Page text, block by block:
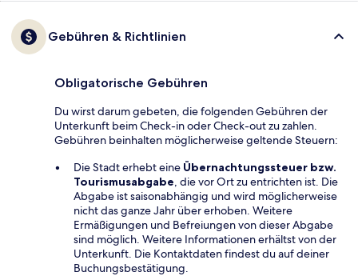
Gebühren & Richtlinien
Obligatorische Gebühren
Du wirst darum gebeten, die folgenden Gebühren der
Unterkunft beim Check-in oder Check-out zu zahlen.
Gebühren beinhalten möglicherweise geltende Steuern:
Die Stadt erhebt eine Übernachtungssteuer bzw.
Tourismusabgabe, die vor Ort zu entrichten ist. Die
Abgabe ist saisonabhängig und wird möglicherweise
nicht das ganze Jahr über erhoben. Weitere
Ermäßigungen und Befreiungen von dieser Abgabe
sind möglich. Weitere Informationen erhältst von der
Unterkunft. Die Kontaktdaten findest du auf deiner
Buchungsbestätigung.